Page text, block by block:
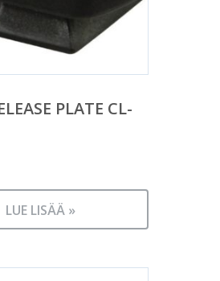
PLATE CL-
LUE LISÄÄ »